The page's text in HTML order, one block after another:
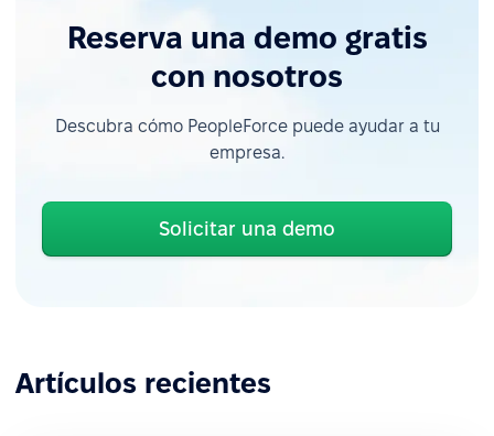
Reserva una demo gratis
con nosotros
Descubra cómo PeopleForce puede ayudar a tu
empresa.
Solicitar una demo
Artículos recientes